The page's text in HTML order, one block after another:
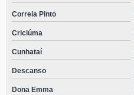
Correia Pinto
Criciúma
Cunhataí
Descanso
Dona Emma